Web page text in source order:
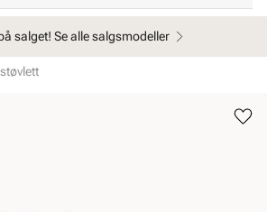
salget! Se alle salgsmodeller